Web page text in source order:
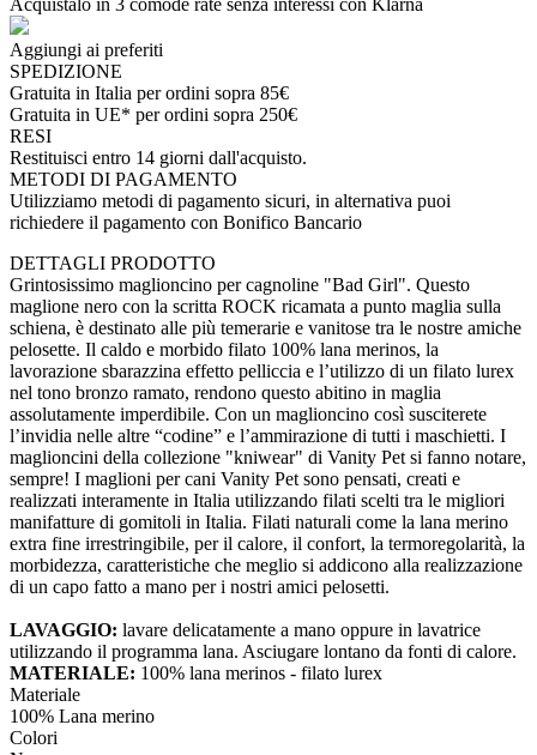
Acquistalo in 3 comode rate senza interessi con Klarna
Aggiungi ai preferiti
SPEDIZIONE
Gratuita in Italia per ordini sopra 85€
Gratuita in UE* per ordini sopra 250€
RESI
Restituisci entro 14 giorni dall'acquisto.
METODI DI PAGAMENTO
Utilizziamo metodi di pagamento sicuri, in alternativa puoi
richiedere il pagamento con Bonifico Bancario
DETTAGLI PRODOTTO
Grintosissimo maglioncino per cagnoline "Bad Girl". Questo
maglione nero con la scritta ROCK ricamata a punto maglia sulla
schiena, è destinato alle più temerarie e vanitose tra le nostre amiche
pelosette. Il caldo e morbido filato 100% lana merinos, la
lavorazione sbarazzina effetto pelliccia e l’utilizzo di un filato lurex
nel tono bronzo ramato, rendono questo abitino in maglia
assolutamente imperdibile. Con un maglioncino così susciterete
l’invidia nelle altre “codine” e l’ammirazione di tutti i maschietti. I
maglioncini della collezione "kniwear" di Vanity Pet si fanno notare,
sempre! I maglioni per cani Vanity Pet sono pensati, creati e
realizzati interamente in Italia utilizzando filati scelti tra le migliori
manifatture di gomitoli in Italia. Filati naturali come la lana merino
extra fine irrestringibile, per il calore, il confort, la termoregolarità, la
morbidezza, caratteristiche che meglio si addicono alla realizzazione
di un capo fatto a mano per i nostri amici pelosetti.
LAVAGGIO: lavare delicatamente a mano oppure in lavatrice
utilizzando il programma lana. Asciugare lontano da fonti di calore.
MATERIALE: 100% lana merinos - filato lurex
Materiale
100% Lana merino
Colori